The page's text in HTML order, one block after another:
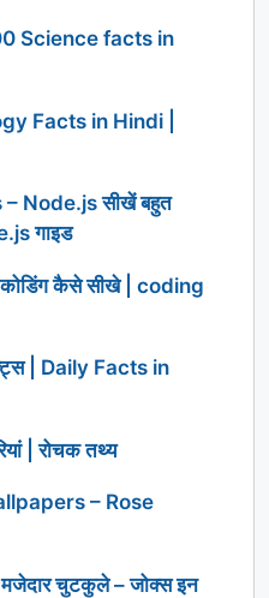
Science facts in
Facts in Hindi |
Node.js सीखें बहुत
गाइड
कैसे सीखे | coding
| Daily Facts in
| रोचक तथ्य
– Rose
चुटकुले – जोक्स इन